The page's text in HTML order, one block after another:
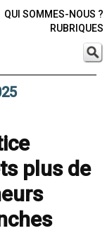
QUI SOMMES-NOUS ?
RUBRIQUES
plus de